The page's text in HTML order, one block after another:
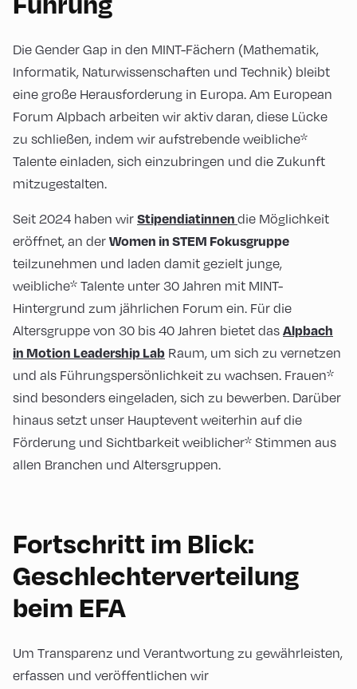
Die Gender Gap in den MINT-Fächern (Mathematik,
Informatik, Naturwissenschaften und Technik) bleibt
eine große Herausforderung in Europa. Am European
Forum Alpbach arbeiten wir aktiv daran, diese Lücke
zu schließen, indem wir aufstrebende weibliche*
Talente einladen, sich einzubringen und die Zukunft
mitzugestalten.
Seit 2024 haben wirStipendiatinnendie Möglichkeit
eröffnet, an derWomen in STEM Fokusgruppe
teilzunehmen und laden damit gezielt junge,
weibliche* Talente unter 30 Jahren mit MINT-
Hintergrund zum jährlichen Forum ein. Für die
Altersgruppe von 30 bis 40 Jahren bietet dasAlpbach
in Motion Leadership Lab Raum, um sich zu vernetzen
und als Führungspersönlichkeit zu wachsen. Frauen*
sind besonders eingeladen, sich zu bewerben. Darüber
hinaus setzt unser Hauptevent weiterhin auf die
Förderung und Sichtbarkeit weiblicher* Stimmen aus
allen Branchen und Altersgruppen.
Fortschritt im Blick:
Geschlechterverteilung
beim EFA
Um Transparenz und Verantwortung zu gewährleisten,
erfassen und veröffentlichen wir